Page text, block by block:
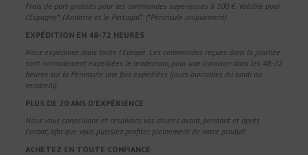
Frais de port gratuits pour les commandes supérieures à 100 €. Valable pour
l'Espagne*, l'Andorre et le Portugal*. (*Péninsule uniquement)
EXPÉDITION EN 48-72 HEURES
Nous expédions dans toute l'Europe. Les commandes reçues dans la journée
sont normalement expédiées le lendemain, pour une livraison dans les 48-72
heures sur la Péninsule une fois expédiées (jours ouvrables du lundi au
vendredi).
PLUS DE 20 ANS D'EXPÉRIENCE
Nous vous conseillons et résolvons vos doutes avant, pendant et après
l'achat, afin que vous puissiez profiter pleinement de votre produit.
ACHETEZ EN TOUTE CONFIANCE